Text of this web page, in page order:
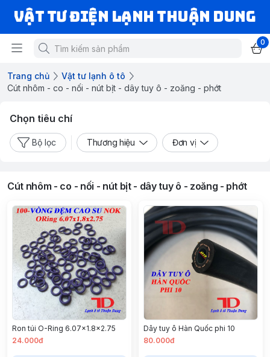
VẬT TƯ ĐIỆN LẠNH THUẬN DUNG
0
Trang chủ
Vật tư lạnh ô tô
Cút nhôm - co - nối - nút bịt - dây tuy ô - zoăng - phớt
Chọn tiêu chí
Bộ lọc Thương hiệu Đơn vị
Cút nhôm - co - nối - nút bịt - dây tuy ô - zoăng - phớt
Ron túi O-Ring 6.07x1.8x2.75
24.000đ
Dây tuy ô Hàn Quốc phi 10
80.000đ